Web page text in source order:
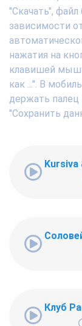
"Скачать",
зависимости
нажатия на
клавишей
как ...". В
держать палец
"Сохранить
Kursiva
Клуб